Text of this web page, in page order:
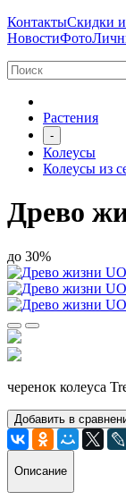
КонтактыСкидки
НовостиФото
Растения
-
Колеусы
Колеусы из
Древо
до 30%
черенок колеуса
Добавить в
Описание